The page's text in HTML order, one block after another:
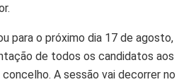
para o próximo dia 17 de agosto,
de todos os candidatos aos
A sessão vai decorrer no